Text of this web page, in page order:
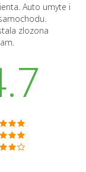
Auto umyte i
zlozona